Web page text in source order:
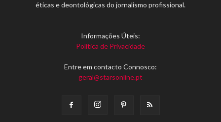
éticas e deontológicas do jornalismo profissional.
Informações Úteis:
Política de Privacidade
Entre em contacto Connosco:
geral@starsonline.pt